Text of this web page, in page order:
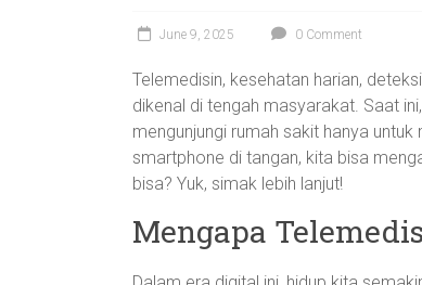
June 9, 2025 0 Comment
Telemedisin, kesehatan harian,
dikenal di tengah masyarakat. Saat
mengunjungi rumah sakit hanya
smartphone di tangan, kita bisa
bisa? Yuk, simak lebih lanjut!
Mengapa